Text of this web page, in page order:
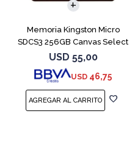
Memoria Kingston Micro
SDCS3 256GB Canvas Select
Plus
USD 55,00
USD 46,75